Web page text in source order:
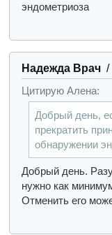
эндометриоза
Надежда Врач/
Цитирую Алена:
Добрый день,
прекратить
обнаружении
Добрый день.
нужно как
Отменить его